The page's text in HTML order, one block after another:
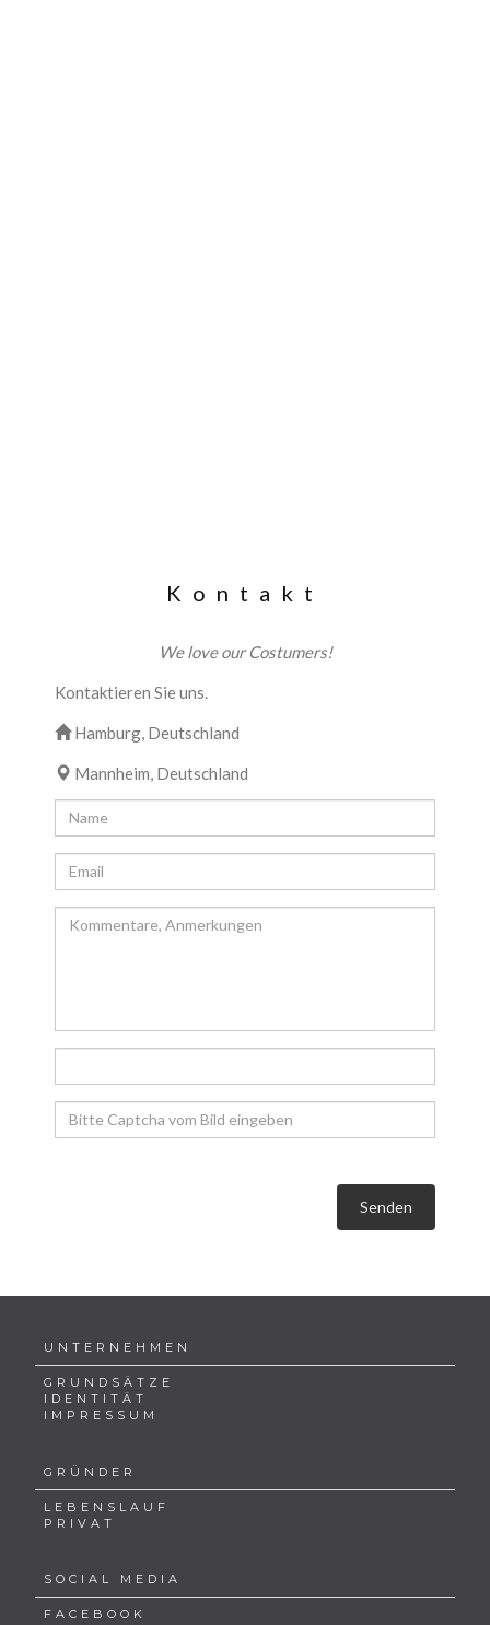
Kontakt
We love our Costumers!
Kontaktieren Sie uns.
Hamburg, Deutschland
Mannheim, Deutschland
Senden
UNTERNEHMEN
GRUNDSÄTZE
IDENTITÄT
IMPRESSUM
GRÜNDER
LEBENSLAUF
PRIVAT
SOCIAL MEDIA
FACEBOOK